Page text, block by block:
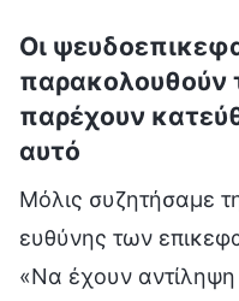
Οι
παρακολουθούν
παρέχουν
αυτό
Μόλις συζητήσαμε
ευθύνης των
«Να έχουν